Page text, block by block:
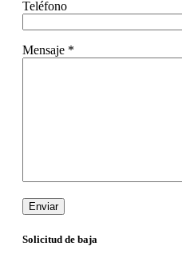
Teléfono
Mensaje *
Solicitud de baja